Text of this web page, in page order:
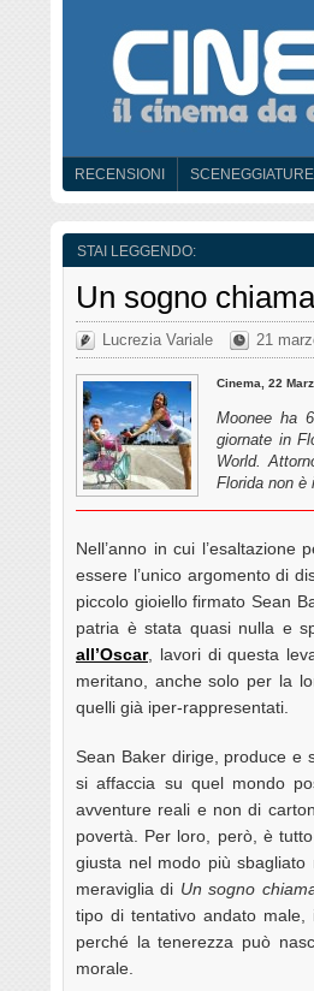
RECENSIONI SCENEGGIATURE
STAI LEGGENDO:
Un sogno
Lucrezia Variale 21
Cinema, 22
Moonee ha
giornate in
World.
Florida non
Nell’anno in cui l’esaltazione
essere l’unico argomento di
piccolo gioiello firmato Sean
patria è stata quasi nulla e
all’Oscar, lavori di questa
meritano, anche solo per la
quelli già iper-rappresentati.
Sean Baker dirige, produce e
si affaccia su quel mondo
avventure reali e non di
povertà. Per loro, però, è
giusta nel modo più sbagliato
meraviglia di Un sogno
tipo di tentativo andato male,
perché la tenerezza può
morale.